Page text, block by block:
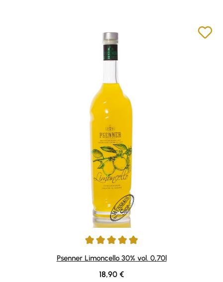
Durchschnittliche Bewertung von 4.97 von 5 Sternen
Psenner Limoncello 30% vol. 0,70l
Regulärer Preis:
18,90 €